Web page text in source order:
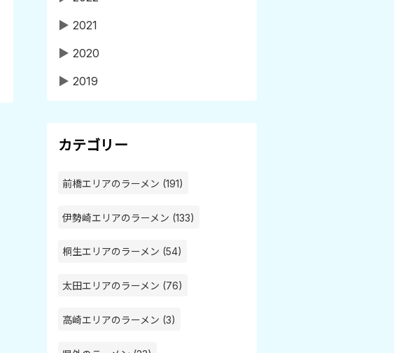
▶ 2021
▶ 2020
▶ 2019
カテゴリー
前橋エリアのラーメン (191)
伊勢崎エリアのラーメン (133)
桐生エリアのラーメン (54)
太田エリアのラーメン (76)
高崎エリアのラーメン (3)